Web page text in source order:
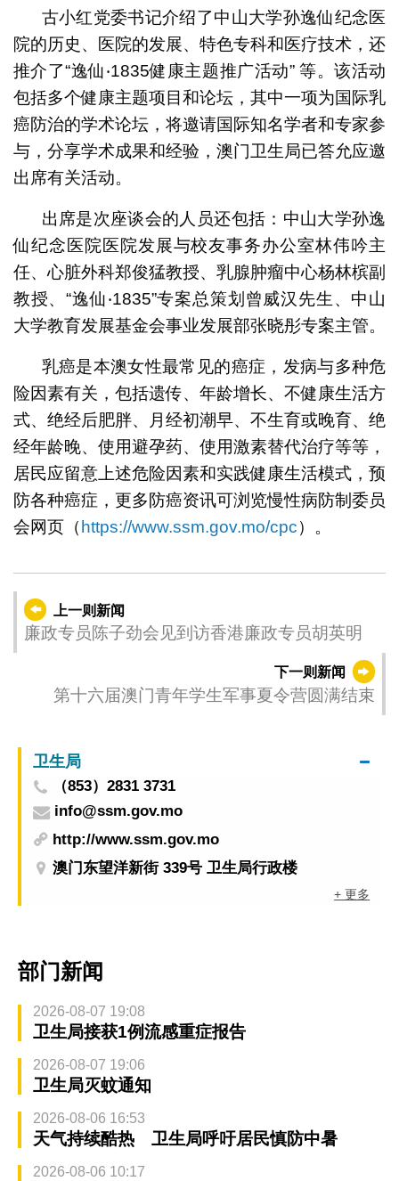
古小红党委书记介绍了中山大学孙逸仙纪念医
院的历史、医院的发展、特色专科和医疗技术，还
推介了“逸仙‧1835健康主题推广活动” 等。该活动
包括多个健康主题项目和论坛，其中一项为国际乳
癌防治的学术论坛，将邀请国际知名学者和专家参
与，分享学术成果和经验，澳门卫生局已答允应邀
出席有关活动。
出席是次座谈会的人员还包括：中山大学孙逸
仙纪念医院医院发展与校友事务办公室林伟吟主
任、心脏外科郑俊猛教授、乳腺肿瘤中心杨林槟副
教授、“逸仙‧1835”专案总策划曾威汉先生、中山
大学教育发展基金会事业发展部张晓彤专案主管。
乳癌是本澳女性最常见的癌症，发病与多种危
险因素有关，包括遗传、年龄增长、不健康生活方
式、绝经后肥胖、月经初潮早、不生育或晚育、绝
经年龄晚、使用避孕药、使用激素替代治疗等等，
居民应留意上述危险因素和实践健康生活模式，预
防各种癌症，更多防癌资讯可浏览慢性病防制委员
会网页（https://www.ssm.gov.mo/cpc）。
上一则新闻
廉政专员陈子劲会见到访香港廉政专员胡英明
下一则新闻
第十六届澳门青年学生军事夏令营圆满结束
卫生局
（853）2831 3731
info@ssm.gov.mo
http://www.ssm.gov.mo
澳门东望洋新街 339号 卫生局行政楼
+ 更多
部门新闻
2026-08-07 19:08
卫生局接获1例流感重症报告
2026-08-07 19:06
卫生局灭蚊通知
2026-08-06 16:53
天气持续酷热 卫生局呼吁居民慎防中暑
2026-08-06 10:17